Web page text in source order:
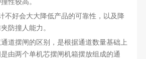
好会大大降低产品的可靠性，以及降
防撞人能力。
摆闸的区别，是根据通道数量基础上
由两个单机芯摆闸机箱摆放组成的通